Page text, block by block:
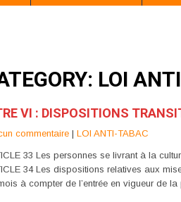
LOI
VI : DISPOSITIONS
commentaire | LOI ANTI-TABAC
33 Les personnes se livrant à la
34 Les dispositions relatives aux
à compter de l’entrée en vigueur de la